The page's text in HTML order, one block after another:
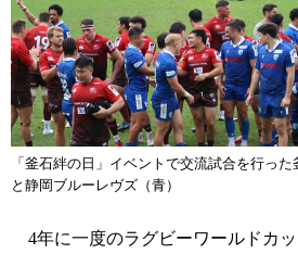
「釜石絆の日」イベントで交流試合を行った
と静岡ブルーレヴズ（青）
4年に一度のラグビーワールドカ